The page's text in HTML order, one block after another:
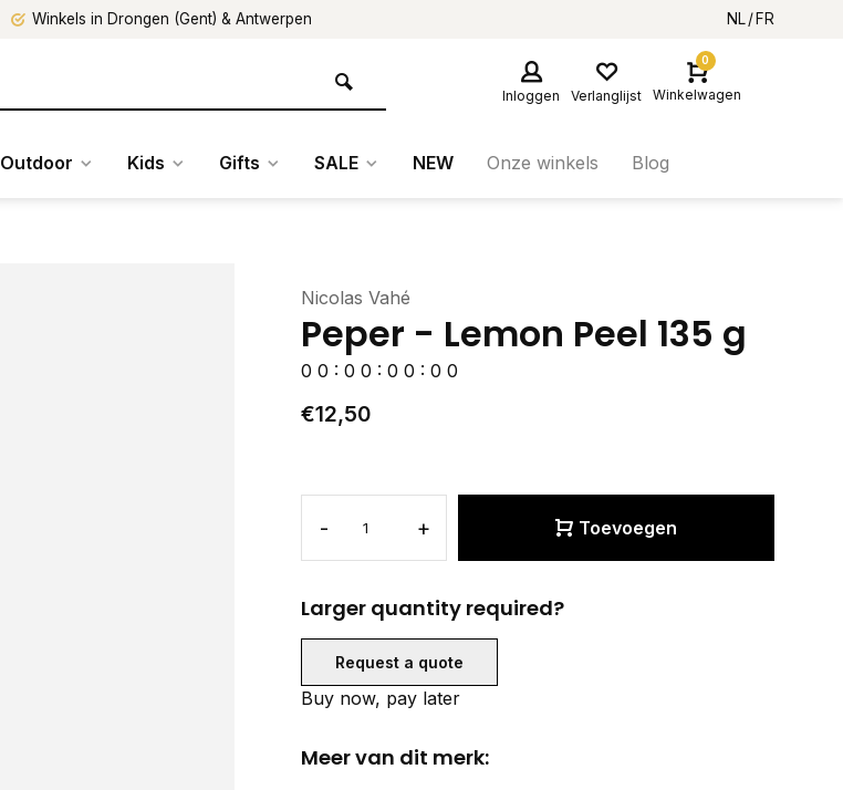
Winkels in Drongen (Gent) & Antwerpen NL FR
Inloggen Verlanglijst
0
Winkelwagen
Outdoor Kids Gifts SALE NEW Onze winkels Blog
Nicolas Vahé
Peper - Lemon Peel 135 g
0 0 : 0 0 : 0 0 : 0 0
€12,50
- + Toevoegen
Larger quantity required?
Request a quote
Buy now, pay later
Meer van dit merk: